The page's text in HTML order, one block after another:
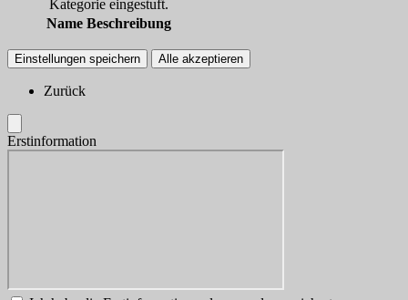
Kategorie eingestuft.
Name Beschreibung
Einstellungen speichern Alle akzeptieren
Zurück
Erstinformation